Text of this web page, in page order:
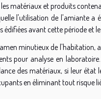
matériaux et produits
l'utilisation de l'amiante a
édifiées avant cette période et
minutieux de l'habitation,
pour analyse en
des matériaux, si leur
en éliminant tout risque